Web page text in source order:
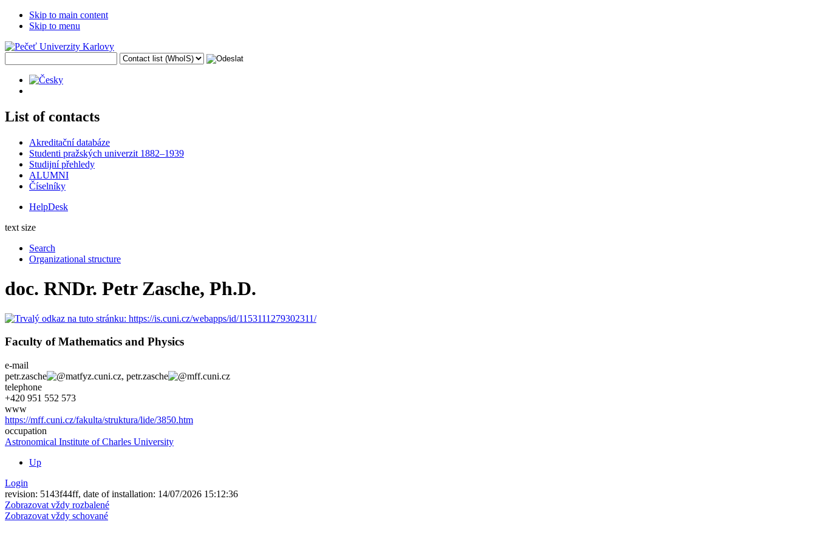
Skip to main content
Skip to menu
List of contacts
Akreditační databáze
Studenti pražských univerzit 1882–1939
Studijní přehledy
ALUMNI
Číselníky
HelpDesk
text size
Search
Organizational structure
doc. RNDr. Petr Zasche, Ph.D.
Faculty of Mathematics and Physics
e-mail
petr.zasche
matfyz.cuni.cz, petr.zasche
mff.cuni.cz
telephone
+420 951 552 573
www
https://mff.cuni.cz/fakulta/struktura/lide/3850.htm
occupation
Astronomical Institute of Charles University
Up
Login
revision: 5143f44ff, date of installation: 14/07/2026 15:12:36
Zobrazovat vždy rozbalené
Zobrazovat vždy schované